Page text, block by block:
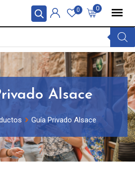
0
0
Alsace
Guía Privado Alsace